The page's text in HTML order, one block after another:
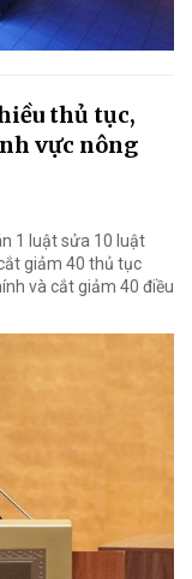
thủ tục,
vực nông
1 luật sửa 10 luật
giảm 40 thủ tục
và cắt giảm 40 điều